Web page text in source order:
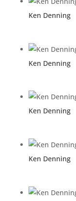
Ken Denning
Ken Denning
Ken Denning
Ken Denning